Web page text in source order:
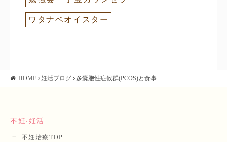
ワタナベオイスター
HOME 妊活ブログ 多嚢胞性症候群(PCOS)と食事
不妊‧妊活
不妊治療TOP